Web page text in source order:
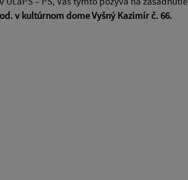
v kultúrnom dome Vyšný Kazimír č. 66.